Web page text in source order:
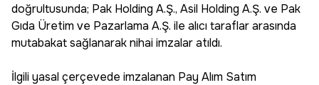
doğrultusunda; Pak Holding A.Ş., Asil Holding A.Ş. ve Pak
Gıda Üretim ve Pazarlama A.Ş. ile alıcı taraflar arasında
mutabakat sağlanarak nihai imzalar atıldı.
İlgili yasal çerçevede imzalanan Pay Alım Satım